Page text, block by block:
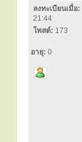
ลงทะเบียนเมื่อ:
21:44
โพสต์: 173
อายุ: 0